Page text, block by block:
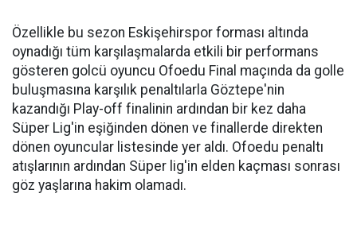
Özellikle bu sezon Eskişehirspor forması altında
oynadığı tüm karşılaşmalarda etkili bir performans
gösteren golcü oyuncu Ofoedu Final maçında da golle
buluşmasına karşılık penaltılarla Göztepe'nin
kazandığı Play-off finalinin ardından bir kez daha
Süper Lig'in eşiğinden dönen ve finallerde direkten
dönen oyuncular listesinde yer aldı. Ofoedu penaltı
atışlarının ardından Süper lig'in elden kaçması sonrası
göz yaşlarına hakim olamadı.